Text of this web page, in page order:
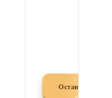
Оставить заявку